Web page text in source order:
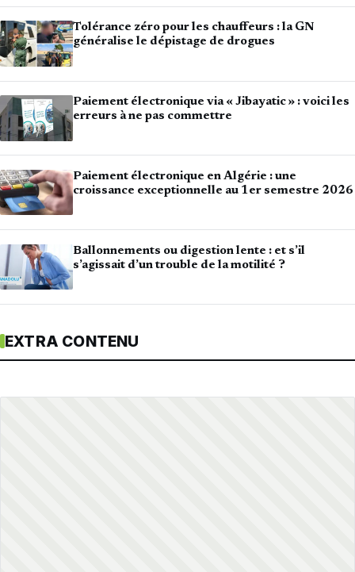
Tolérance zéro pour les chauffeurs : la GN
généralise le dépistage de drogues
Paiement électronique via « Jibayatic » : voici les
erreurs à ne pas commettre
Paiement électronique en Algérie : une
croissance exceptionnelle au 1er semestre 2026
Ballonnements ou digestion lente : et s’il
s’agissait d’un trouble de la motilité ?
EXTRA CONTENU